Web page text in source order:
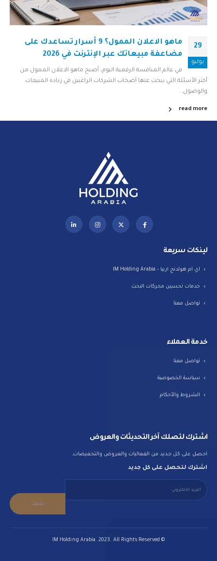
29
يوليو
ماهو الاعلان الممول؟ 9 أسرار تساعدك على
مضاعفة مبيعاتك عبر الإنترنت في 2026
في عالم المنافسة الرقمية اليوم، أصبح ماهو الاعلان الممول من
أكثر الأسئلة التي يبحث عنها أصحاب الشركات الراغبين في زيادة المبيعات
والوصول...
read more
لينكات سريعة
اي ام هولدنج اربيا – IM Holding Arabia
خدمات تحسين محركات البحث
تواصل معنا
خدمة العملاء
تواصل معنا
سياسة الخصوصية
الشروط والأحكام
اشترك لتصلك آخر التحديثات والعروض
احصل على كل جديد من الفعاليات والعروض والتخفيضات,
اشترك لتحصل على كل جديد
© IM Holding Arabia. 2023. All Rights Reserved